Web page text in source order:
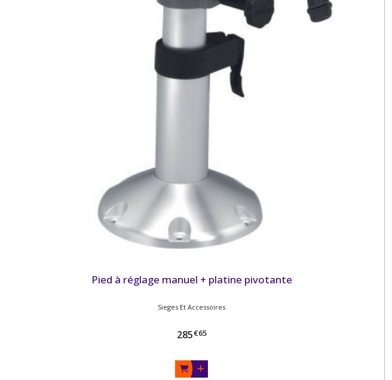
Pied à réglage manuel + platine pivotante
Sieges Et Accessoires
285€65